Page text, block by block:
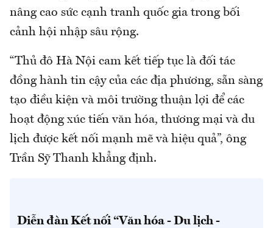
nâng cao sức cạnh tranh quốc gia trong bối
cảnh hội nhập sâu rộng.
“Thủ đô Hà Nội cam kết tiếp tục là đối tác
đồng hành tin cậy của các địa phương, sẵn sàng
tạo điều kiện và môi trường thuận lợi để các
hoạt động xúc tiến văn hóa, thương mại và du
lịch được kết nối mạnh mẽ và hiệu quả”, ông
Trần Sỹ Thanh khẳng định.
Diễn đàn Kết nối “Văn hóa - Du lịch -